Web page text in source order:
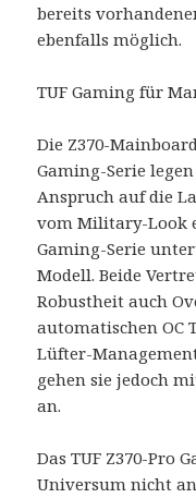
bereits
ebenfalls möglich.
TUF Gaming für
Die Z370-
Gaming-Serie
Anspruch auf die
vom Military-Look
Gaming-Serie
Modell. Beide
Robustheit auch
automatischen OC
Lüfter-
gehen sie jedoch
an.
Das TUF Z370-Pro
Universum nicht